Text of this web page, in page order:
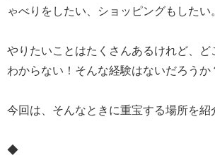
ゃべりをしたい、ショッピングもしたい。
やりたいことはたくさんあるけれど、
わからない！そんな経験はないだろうか
今回は、そんなときに重宝する場所を紹
◆